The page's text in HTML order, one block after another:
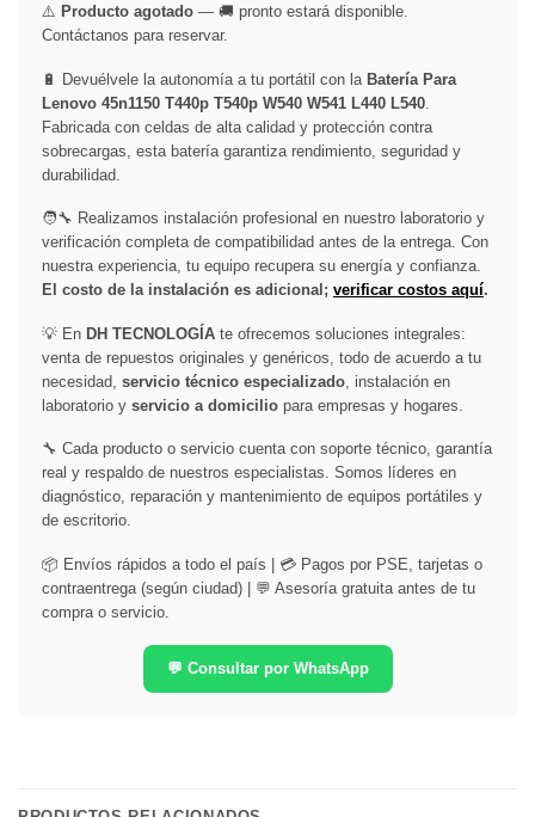
⚠️ Producto agotado — 🚚 pronto estará disponible.
Contáctanos para reservar.
🔋 Devuélvele la autonomía a tu portátil con la Batería Para
Lenovo 45n1150 T440p T540p W540 W541 L440 L540
Fabricada con celdas de alta calidad y protección contra
sobrecargas, esta batería garantiza rendimiento, seguridad y
durabilidad.
🧑‍🔧 Realizamos instalación profesional en nuestro laboratorio y
verificación completa de compatibilidad antes de la entrega. Con
nuestra experiencia, tu equipo recupera su energía y confianza.
El costo de la instalación es adicional; verificar costos aquí.
💡 En DH TECNOLOGÍA te ofrecemos soluciones integrales:
venta de repuestos originales y genéricos, todo de acuerdo a tu
necesidad, servicio técnico especializado , instalación en
laboratorio y servicio a domicilio para empresas y hogares.
🔧 Cada producto o servicio cuenta con soporte técnico, garantía
real y respaldo de nuestros especialistas. Somos líderes en
diagnóstico, reparación y mantenimiento de equipos portátiles y
de escritorio.
📦 Envíos rápidos a todo el país | 💳 Pagos por PSE, tarjetas o
contraentrega (según ciudad) | 💬 Asesoría gratuita antes de tu
compra o servicio.
💬 Consultar por WhatsApp